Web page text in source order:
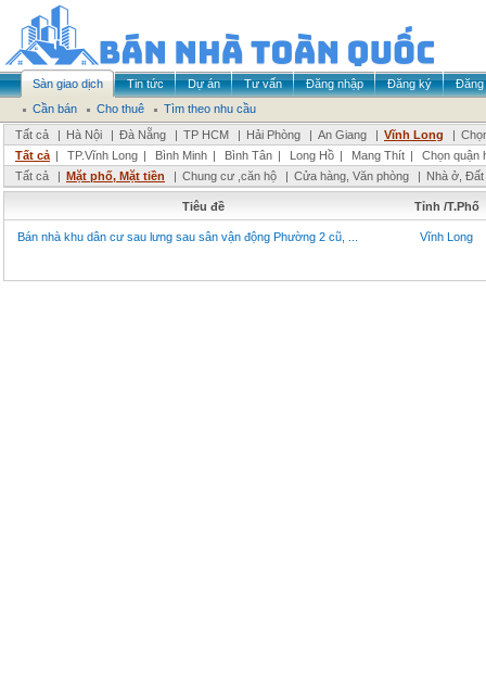
Sàn giao dịch Tin tức Dự án Tư vấn Đăng nhập Đăng ký
Đăng
Cần bán
Cho thuê
Tìm theo nhu cầu
Tất cả
| Hà Nội | Đà Nẵng | TP HCM | Hải Phòng | An Giang | Vĩnh Long |
Tất cả | TP.Vĩnh Long | Bình Minh | Bình Tân | Long Hồ | Mang Thít |
Chọn quận
Tất cả
| Mặt phố, Mặt tiền | Chung cư ,căn hộ | Cửa hàng, Văn phòng | Nhà ở,
Tiêu đề Tỉnh /T.Phố
Bán nhà khu dân cư sau lưng sau sân vận động Phường 2 cũ, ... Vĩnh Long